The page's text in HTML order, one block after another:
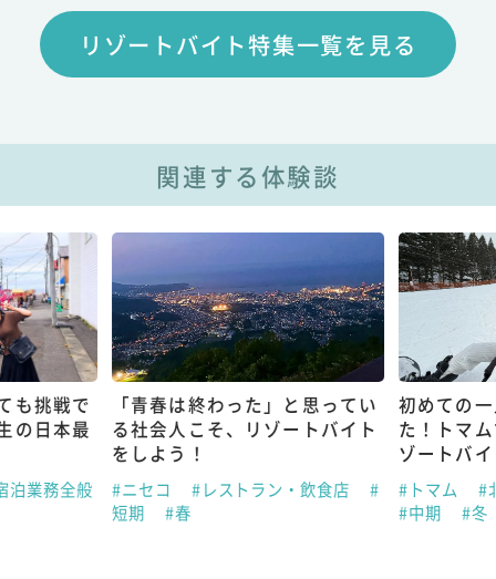
リゾートバイト特集一覧を見る
関連する体験談
も挑戦で
の日本最
泊業務全般
「青春は終わった」と思ってい
る社会人こそ、リゾートバイト
をしよう！
#ニセコ #レストラン・飲食店
#
短期
#春
初めての
た！トマ
ゾートバ
#トマム
#
#中期
#冬